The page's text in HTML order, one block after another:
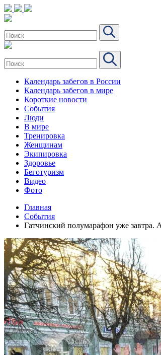
Календарь забегов в России
Календарь забегов в мире
Короткие новости
События
Люди
В мире
Тренировка
Женщинам
Экипировка
Здоровье
Беготуризм
Видео
Фото
Главная
События
Гатчинский полумарафон уже завтра.